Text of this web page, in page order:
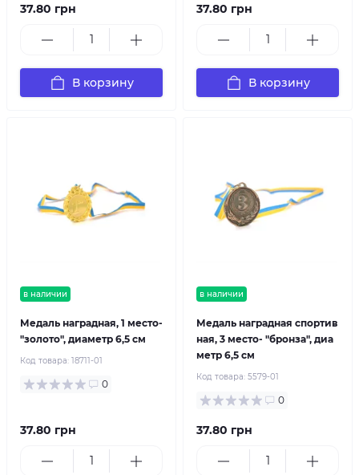
37.80 грн
В корзину
37.80 грн
В корзину
в наличии
Медаль наградная, 1 место-
"золото", диаметр 6,5 см
Код товара: 18711-01
0
37.80 грн
в наличии
Медаль наградная спортив
ная, 3 место- "бронза", диа
метр 6,5 см
Код товара: 5579-01
0
37.80 грн